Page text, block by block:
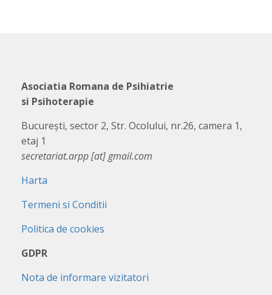
Asociatia Romana de Psihiatrie
si Psihoterapie
București, sector 2, Str. Ocolului, nr.26, camera 1,
etaj 1
secretariat.arpp [at] gmail.com
Harta
Termeni si Conditii
Politica de cookies
GDPR
Nota de informare vizitatori